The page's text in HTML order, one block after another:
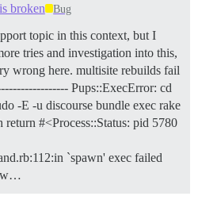
broken Bug
topic in this context, but I
tries and investigation into this,
wrong here. multisite rebuilds fail
Pups::ExecError: cd
-E -u discourse bundle exec rake
#<Process::Status: pid 5780
`spawn' exec failed